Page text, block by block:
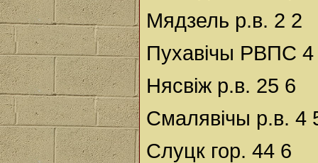
Мядзель р.в. 2 2
Пухавічы РВПС 4
Нясвіж р.в. 25 6
Смалявічы р.в. 4
Слуцк гор. 44 6